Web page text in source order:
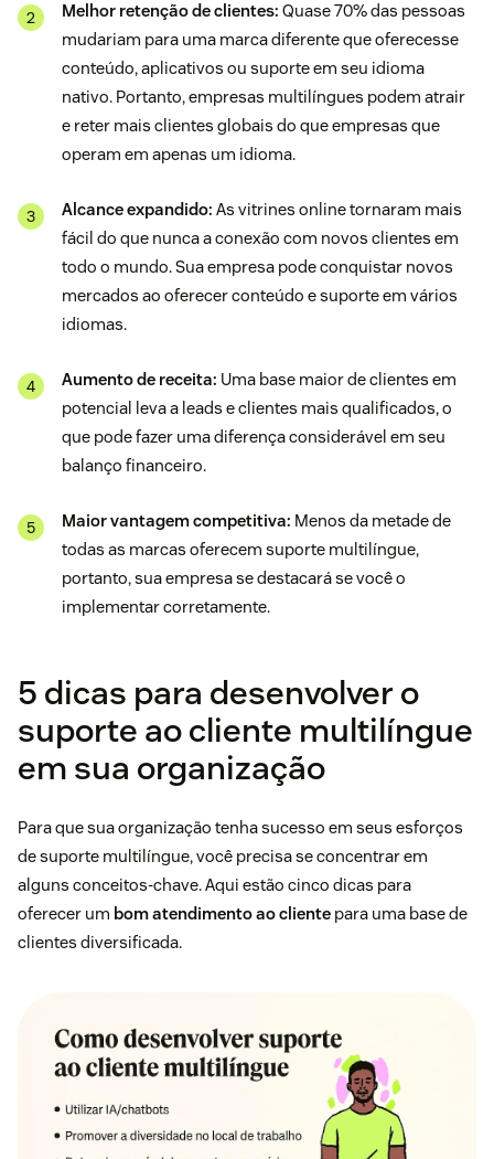
Melhor retenção de clientes: Quase 70% das pessoas
mudariam para uma marca diferente que oferecesse
conteúdo, aplicativos ou suporte em seu idioma
nativo. Portanto, empresas multilíngues podem atrair
e reter mais clientes globais do que empresas que
operam em apenas um idioma.
Alcance expandido: As vitrines online tornaram mais
fácil do que nunca a conexão com novos clientes em
todo o mundo. Sua empresa pode conquistar novos
mercados ao oferecer conteúdo e suporte em vários
idiomas.
Aumento de receita: Uma base maior de clientes em
potencial leva a leads e clientes mais qualificados, o
que pode fazer uma diferença considerável em seu
balanço financeiro.
Maior vantagem competitiva: Menos da metade de
todas as marcas oferecem suporte multilíngue,
portanto, sua empresa se destacará se você o
implementar corretamente.
5 dicas para desenvolver o
suporte ao cliente multilíngue
em sua organização
Para que sua organização tenha sucesso em seus esforços
de suporte multilíngue, você precisa se concentrar em
alguns conceitos-chave. Aqui estão cinco dicas para
oferecer um bom atendimento ao cliente para uma base de
clientes diversificada.